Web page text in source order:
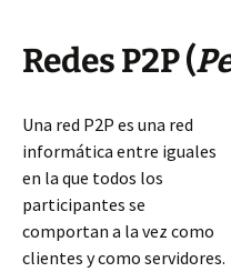
Redes P2P (
Una red P2P es una red
informática entre iguales
en la que todos los
participantes se
comportan a la vez como
clientes y como servidores.